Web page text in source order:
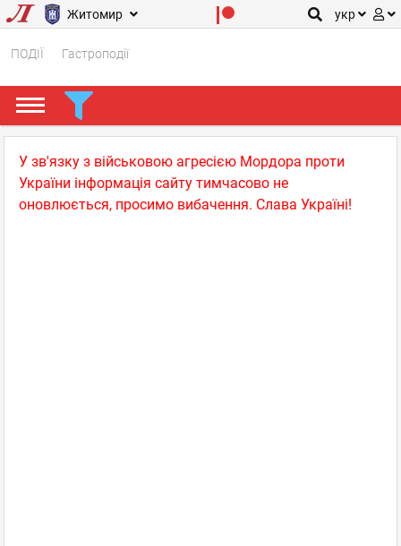
Житомир укр
ПОДІЇ Гастроподії
У зв'язку з військовою агресією Мордора проти
України інформація сайту тимчасово не
оновлюється, просимо вибачення. Слава Україні!